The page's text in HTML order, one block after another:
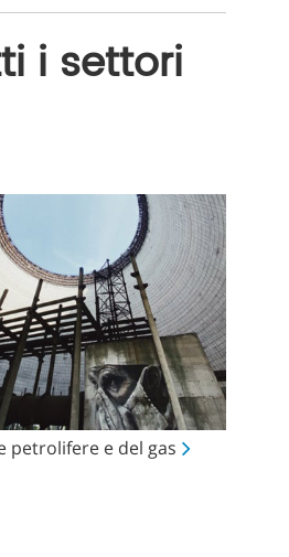
i settori
petrolifere e del gas